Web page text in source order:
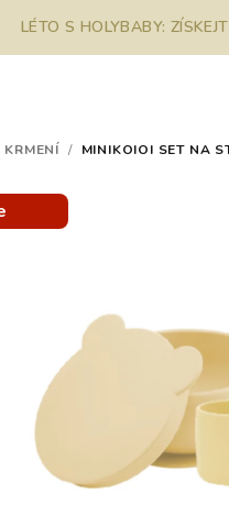
LÉTO S HOLYBABY:
/ MINIKOIOI SET NA